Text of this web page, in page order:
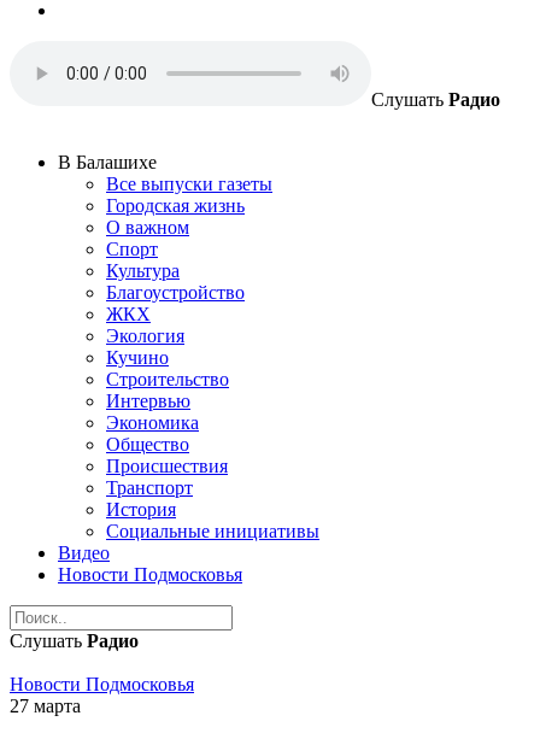
Слушать Радио
В Балашихе
Все выпуски газеты
Городская жизнь
О важном
Спорт
Культура
Благоустройство
ЖКХ
Экология
Кучино
Строительство
Интервью
Экономика
Общество
Происшествия
Транспорт
История
Социальные инициативы
Видео
Новости Подмосковья
Слушать Радио
Новости Подмосковья
27 марта